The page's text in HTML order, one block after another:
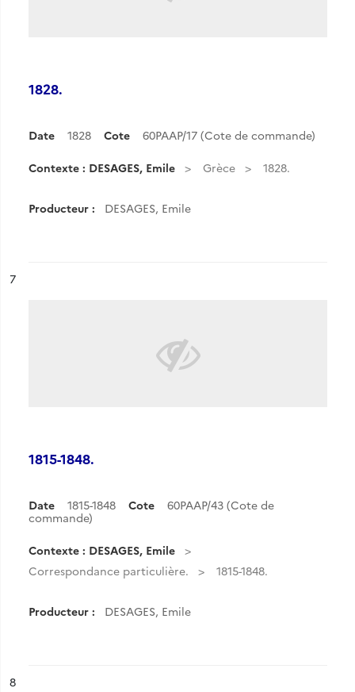
1828.
Date 1828 Cote 60PAAP/17 (Cote de commande)
Contexte : DESAGES, Emile Grèce 1828.
Producteur : DESAGES, Emile
n°
7
1815-1848.
Date 1815-1848 Cote
60PAAP/43 (Cote de
commande)
Contexte : DESAGES, Emile
Correspondance particulière.
1815-1848.
Producteur : DESAGES, Emile
n°
8